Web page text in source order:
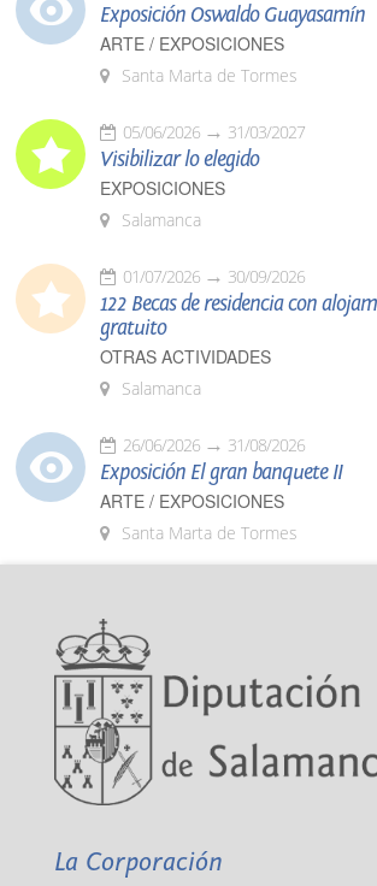
Exposición Oswaldo Guayasamín
ARTE / EXPOSICIONES
Santa Marta de Tormes
05/06/2026 31/03/2027
Visibilizar lo elegido
EXPOSICIONES
Salamanca
01/07/2026 30/09/2026
122 Becas de residencia con
gratuito
OTRAS ACTIVIDADES
Salamanca
26/06/2026 31/08/2026
Exposición El gran banquete II
ARTE / EXPOSICIONES
Santa Marta de Tormes
La Corporación